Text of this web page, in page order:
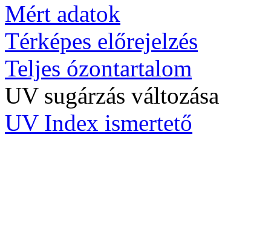
Mért adatok
Térképes előrejelzés
Teljes ózontartalom
UV sugárzás változása
UV Index ismertető